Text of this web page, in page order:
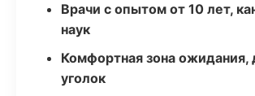
Врачи с опытом от 10 лет,
наук
Комфортная зона ожидания,
уголок